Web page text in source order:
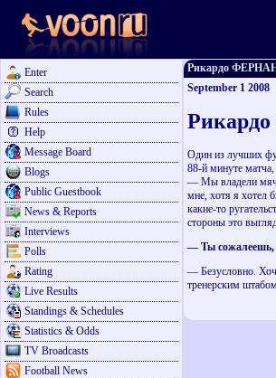
Enter
Search
Rules
Help
Message Board
Blogs
Public Guestbook
News & Reports
Interviews
Polls
Rating
Live Results
Standings & Schedules
Statistics & Odds
TV Broadcasts
Football News
Рикардо
September 1 2008
Один из лучших
88-й минуте
— Мы владели
мне, хотя я хотел
какие-то
стороны это
— Ты сожалеешь,
— Безусловно.
тренерским